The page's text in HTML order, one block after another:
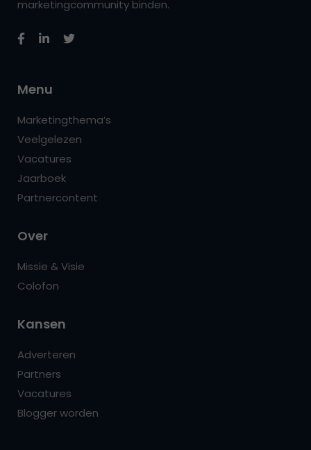
marketingcommunity binden.
Menu
Marketingthema’s
Veelgelezen
Vacatures
Jaarboek
Partnercontent
Over
Missie & Visie
Colofon
Kansen
Adverteren
Partners
Vacatures
Blogger worden